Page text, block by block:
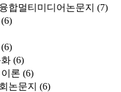
합멀티미디어논문지 (7)
(6)
(6)
(6)
론 (6)
논문지 (6)